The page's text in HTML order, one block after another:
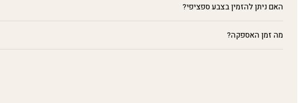
האם ניתן להזמין בצבע ספציפי?
מה זמן האספקה?